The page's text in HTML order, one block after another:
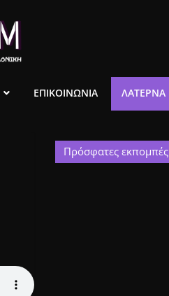
ΕΠΙΚΟΙΝΩΝΙΑ ΛΑΤΈΡΝΑ
Πρόσφατες εκπομπές